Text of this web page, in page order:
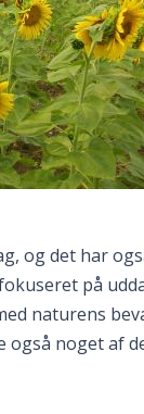
og det har
på
naturens
noget af